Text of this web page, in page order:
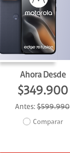
Ahora Desde
$349.900
Antes: $599.990
Comparar